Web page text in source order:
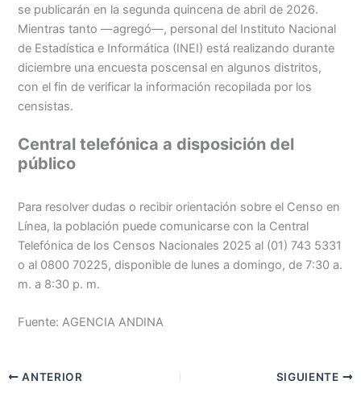
se publicarán en la segunda quincena de abril de 2026.
Mientras tanto —agregó—, personal del Instituto Nacional
de Estadística e Informática (INEI) está realizando durante
diciembre una encuesta poscensal en algunos distritos,
con el fin de verificar la información recopilada por los
censistas.
Central telefónica a disposición del
público
Para resolver dudas o recibir orientación sobre el Censo en
Línea, la población puede comunicarse con la Central
Telefónica de los Censos Nacionales 2025 al (01) 743 5331
o al 0800 70225, disponible de lunes a domingo, de 7:30 a.
m. a 8:30 p. m.
Fuente: AGENCIA ANDINA
ANTERIOR SIGUIENTE